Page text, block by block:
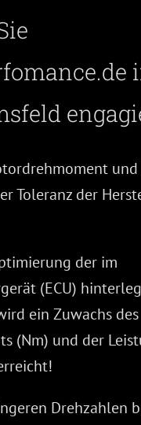
und
Toleranz der
der im
(ECU)
ein Zuwachs des
(Nm) und der
Drehzahlen